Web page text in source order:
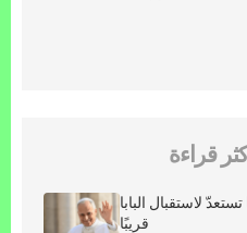
قراءة
لاستقبال البابا
قريبًا